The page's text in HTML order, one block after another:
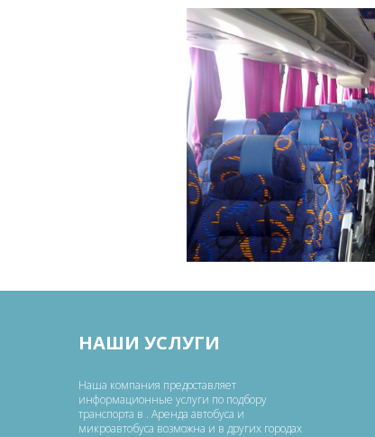
НАШИ УСЛУГИ
Наша компания предоставляет
информационные услуги по подбору
транспорта в . Аренда автобуса и
микроавтобуса возможна и в других городах